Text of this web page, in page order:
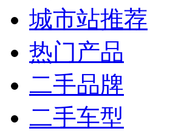
城市站推荐
热门产品
二手品牌
二手车型